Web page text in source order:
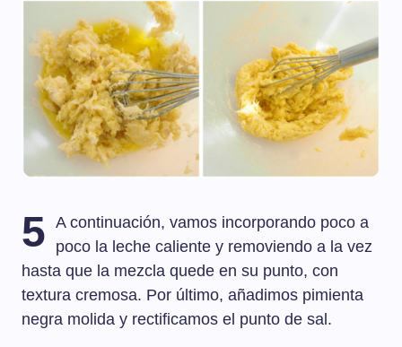
5
A continuación, vamos incorporando poco a
poco la leche caliente y removiendo a la vez
hasta que la mezcla quede en su punto, con
textura cremosa. Por último, añadimos pimienta
negra molida y rectificamos el punto de sal.